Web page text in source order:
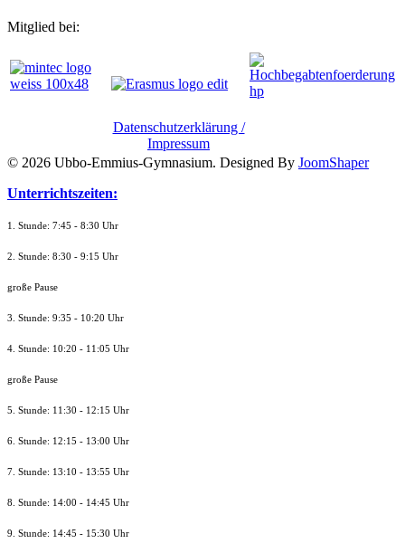
Mitglied bei:
Datenschutzerklärung /
Impressum
© 2026 Ubbo-Emmius-Gymnasium. Designed By JoomShaper
Unterrichtszeiten:
1. Stunde: 7:45 - 8:30 Uhr
2. Stunde: 8:30 - 9:15 Uhr
große Pause
3. Stunde: 9:35 - 10:20 Uhr
4. Stunde: 10:20 - 11:05 Uhr
große Pause
5. Stunde: 11:30 - 12:15 Uhr
6. Stunde: 12:15 - 13:00 Uhr
7. Stunde: 13:10 - 13:55 Uhr
8. Stunde: 14:00 - 14:45 Uhr
9. Stunde: 14:45 - 15:30 Uhr